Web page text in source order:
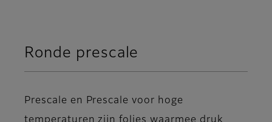
Ronde prescale
Prescale en Prescale voor hoge